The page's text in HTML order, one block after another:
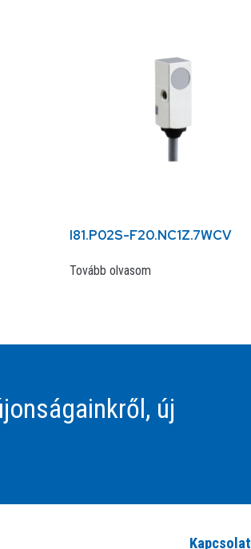
I81.P02S-F20.NC1Z.7WCV
Tovább olvasom
új
Kapcsolat